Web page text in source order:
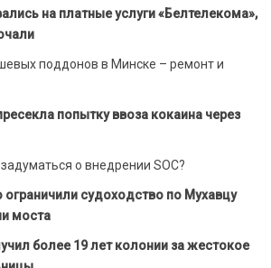
на платные услуги «Белтелекома»,
поддонов в Минске – ремонт и
попытку ввоза кокаина через
о внедрении SOC?
ограничили судоходство по Мухавцу
моста
более 19 лет колонии за жестокое